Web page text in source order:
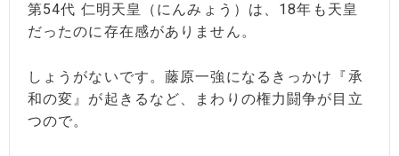
第54代 仁明天皇（にんみょう）は、18年も天皇
だったのに存在感がありません。
しょうがないです。藤原一強になるきっかけ『承
和の変』が起きるなど、まわりの権力闘争が目立
つので。